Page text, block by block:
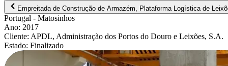
Empreitada de Construção de Armazém, Plataforma Logística de
Portugal - Matosinhos
Ano: 2017
Cliente: APDL, Administração dos Portos do Douro e Leixões, S.A.
Estado: Finalizado